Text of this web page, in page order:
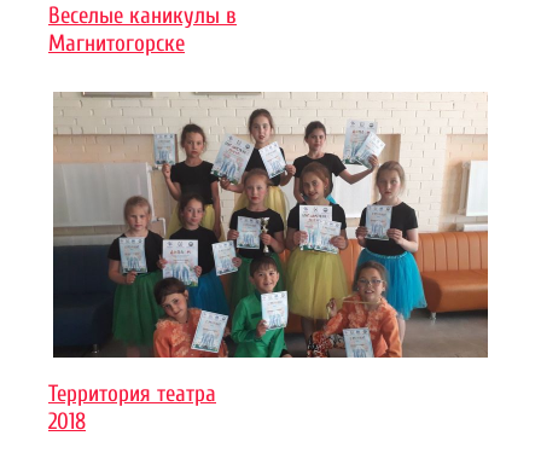
Веселые каникулы в
Магнитогорске
Территория театра
2018